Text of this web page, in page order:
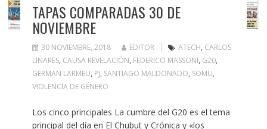
TAPAS COMPARADAS 30 DE
NOVIEMBRE
30 NOVIEMBRE, 2018 EDITOR ATECH, CARLOS
LINARES, CAUSA REVELACIÓN, FEDERICO MASSONI, G20,
GERMAN LARMEU, PJ, SANTIAGO MALDONADO, SOMU,
VIOLENCIA DE GÉNERO
Los cinco principales La cumbre del G20 es el tema
principal del día en El Chubut y Crónica y «los